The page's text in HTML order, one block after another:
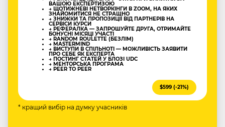
ВАШОЮ ЕКСПЕРТИЗОЮ
→ ЩОТИЖНЕВІ НЕТВОРКІНГИ В ZOOM, НА ЯКИХ
ЗНАЙОМИТИСЯ НЕ СТРАШНО
→ ЗНИЖКИ ТА ПРОПОЗИЦІЇ ВІД ПАРТНЕРІВ НА
СЕРВІСИ КУРСИ
→ РЕФЕРАЛКА — ЗАПРОШУЙТЕ ДРУГА, ОТРИМАЙТЕ
БОНУСНІ МІСЯЦІ УЧАСТІ
→ RANDOM ROULETTE (БЕЗЛІМ)
→ MASTERMIND
→ ВИСТУПИ В СПІЛЬНОТІ — МОЖЛИВІСТЬ ЗАЯВИТИ
ПРО СЕБЕ ЯК ЕКСПЕРТА
→ ПОСТИНГ СТАТЕЙ У БЛОЗІ UDC
→ МЕНТОРСЬКА ПРОГРАМА
→ PEER TO PEER
$599 (-21%)
* кращий вибір на думку учасників